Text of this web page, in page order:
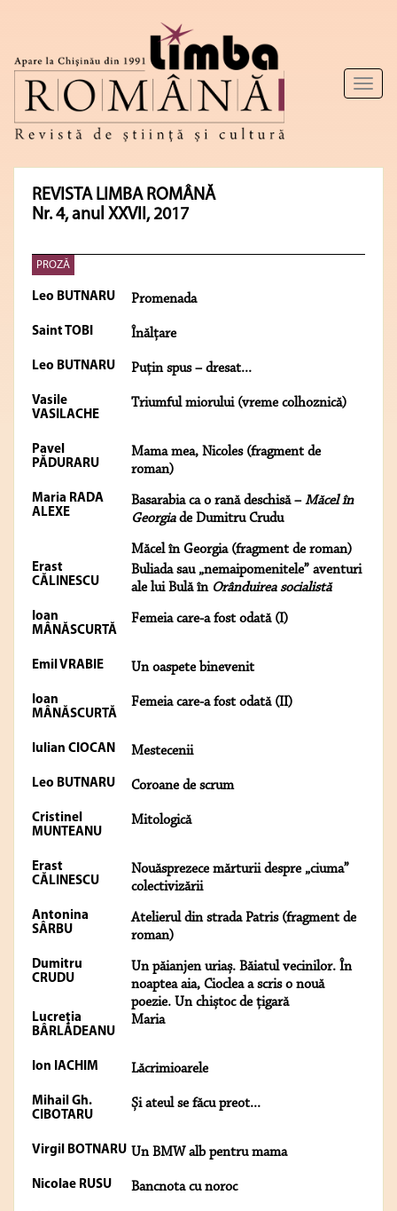
Toggle
REVISTA LIMBA ROMÂNĂ
Nr. 4, anul XXVII, 2017
PROZĂ
Leo BUTNARU Promenada
Saint TOBI Înălţare
Leo BUTNARU Puţin spus – dresat...
Vasile
VASILACHE
Triumful miorului (vreme colhoznică)
Pavel
PĂDURARU
Mama mea, Nicoles (fragment de
roman)
Maria RADA
ALEXE
Basarabia ca o rană deschisă – Măcel în
Georgiade Dumitru Crudu
Măcel în Georgia (fragment de roman)
Erast
CĂLINESCU
Buliada sau „nemaipomenitele” aventuri
ale lui Bulă în Orânduirea socialistă
Ioan
MÂNĂSCURTĂ
Femeia care-a fost odată (I)
Emil VRABIE Un oaspete binevenit
Ioan
MÂNĂSCURTĂ
Femeia care-a fost odată (II)
Iulian CIOCAN Mestecenii
Leo BUTNARU Coroane de scrum
Cristinel
MUNTEANU
Mitologică
Erast
CĂLINESCU
Nouăsprezece mărturii despre „ciuma”
colectivizării
Antonina
SÂRBU
Atelierul din strada Patris (fragment de
roman)
Dumitru
CRUDU
Un păianjen uriaș. Băiatul vecinilor. În
noaptea aia, Cioclea a scris o nouă
poezie. Un chiștoc de țigară
Lucreția
BÂRLĂDEANU
Maria
Ion IACHIM Lăcrimioarele
Mihail Gh.
CIBOTARU
Și ateul se făcu preot...
Virgil BOTNARU Un BMW alb pentru mama
Nicolae RUSU Bancnota cu noroc